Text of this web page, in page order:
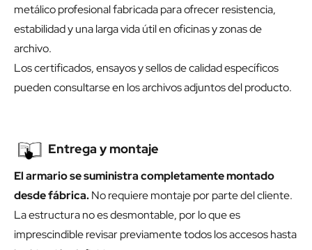
metálico profesional fabricada para ofrecer resistencia,
estabilidad y una larga vida útil en oficinas y zonas de
archivo.
Los certificados, ensayos y sellos de calidad específicos
pueden consultarse en los archivos adjuntos del producto.
Entrega y montaje
El armario se suministra completamente montado
desde fábrica.No requiere montaje por parte del cliente.
La estructura no es desmontable, por lo que es
imprescindible revisar previamente todos los accesos hasta